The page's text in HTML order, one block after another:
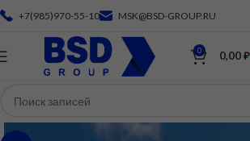
+7(985)970-55-10 MSK@BSD-GROUP.RU
0 0,00₽